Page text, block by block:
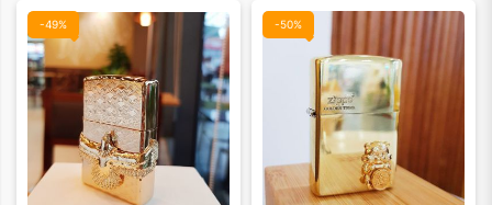
-49% -50%
Màu mặt: Màu mặt: